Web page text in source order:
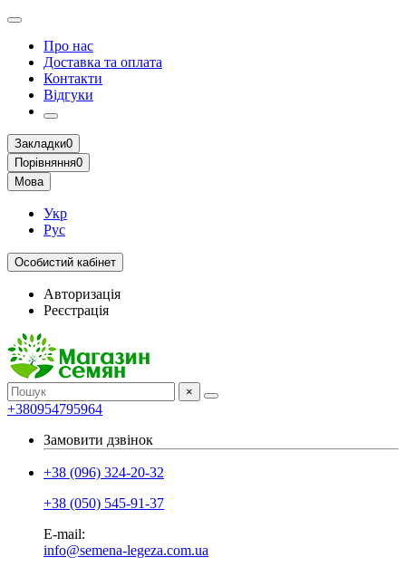
Про нас
Доставка та оплата
Контакти
Відгуки
Закладки0
Порівняння0
Мова
Укр
Рус
Особистий кабінет
Авторизація
Реєстрація
×
+380954795964
Замовити дзвінок
+38 (096) 324-20-32
+38 (050) 545-91-37
E-mail:
info@semena-legeza.com.ua